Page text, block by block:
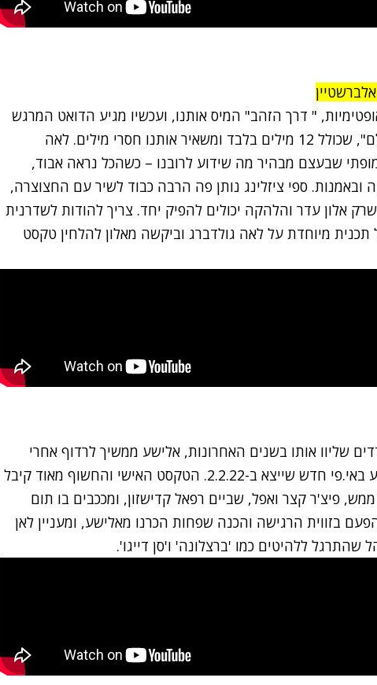
" דרך הזהב" המיס אותנו, ועכשיו מגיע הדואט המרגש
הזה, "אין לך זכות חנינה בעולם", שכולל 12 מילים בלבד ומשאיר אותנו חסרי מילים. לאה
שבעצם מבהיר מה שידוע לרובנו – כשהכל נראה אבוד,
ובאמנות. ספי ציזלינג נותן פה הרבה כבוד לשיר עם החצוצרה,
שרק אלון עדר והלהקה יכולים להפיק יחד. צריך להודות לשדרנית
מיוחדת על לאה גולדברג וביקשה מאלון להלחין טקסט
שליוו אותו בשנים האחרונות, אלישע ממשיך לרדוף אחרי
החלומות עם סינגל שני שיופיע באי.פי חדש שייצא ב-2.2.22. הטקסט האישי והחשוף מאוד קיבל
ממש, פיצ'ר קצר ואפל, שביים רפאל קדישזון, ומככבים בו תום
בזווית הרגישה והכנה שפחות הכרנו מאלישע, ומעניין לאן
שהתרגל ללהיטים כמו 'ברצלונה' ו'סן דייגו'.